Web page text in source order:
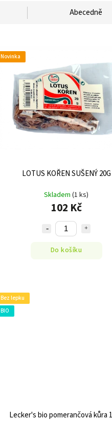
Abecedně
Novinka
LOTUS KOŘEN SUŠENÝ 20G
Skladem(1 ks)
102 Kč
Do košíku
Bez lepku
BIO
Lecker's bio pomerančová kůra